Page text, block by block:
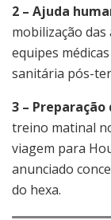
2 – Ajuda
mobilização
equipes
sanitária pós-
3 – Preparação
treino matinal
viagem para
anunciado
do hexa.